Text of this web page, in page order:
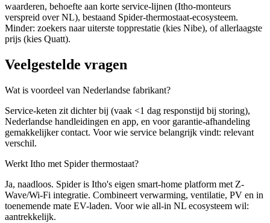
waarderen, behoefte aan korte service-lijnen (Itho-monteurs
verspreid over NL), bestaand Spider-thermostaat-ecosysteem.
Minder: zoekers naar uiterste topprestatie (kies Nibe), of allerlaagste
prijs (kies Quatt).
Veelgestelde vragen
Wat is voordeel van Nederlandse fabrikant?
Service-keten zit dichter bij (vaak <1 dag responstijd bij storing),
Nederlandse handleidingen en app, en voor garantie-afhandeling
gemakkelijker contact. Voor wie service belangrijk vindt: relevant
verschil.
Werkt Itho met Spider thermostaat?
Ja, naadloos. Spider is Itho's eigen smart-home platform met Z-
Wave/Wi-Fi integratie. Combineert verwarming, ventilatie, PV en in
toenemende mate EV-laden. Voor wie all-in NL ecosysteem wil:
aantrekkelijk.